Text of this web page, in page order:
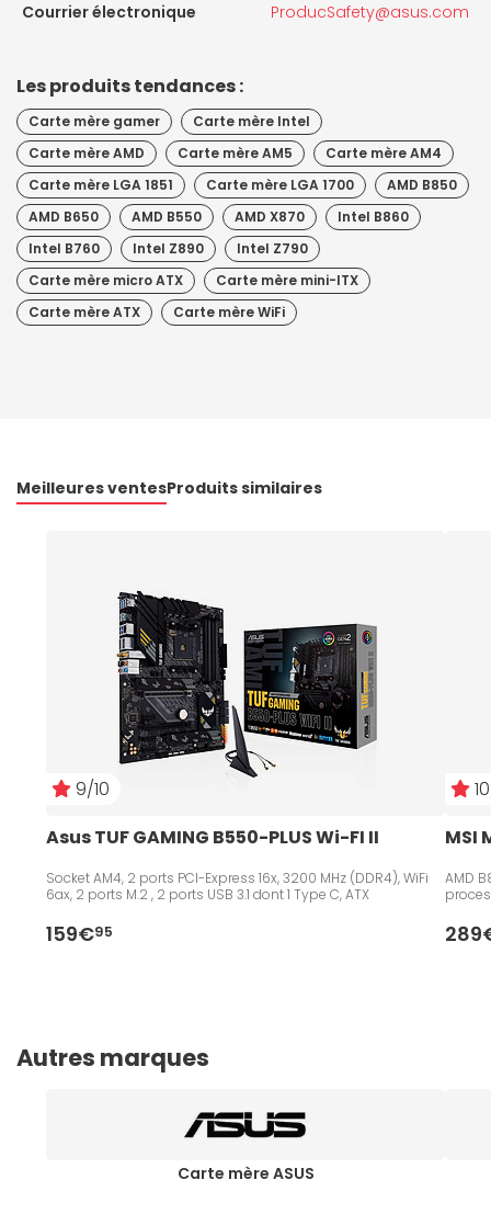
Courrier électronique
ProducSafety@asus.com
Les produits tendances :
Carte mère gamer
Carte mère Intel
Carte mère AMD
Carte mère AM5
Carte mère AM4
Carte mère LGA 1851
Carte mère LGA 1700
AMD B850
AMD B650
AMD B550 AMD X870
Intel B860
Intel B760
Intel Z890
Intel Z790
Carte mère micro ATX
Carte mère mini-ITX
Carte mère ATX
Carte mère WiFi
Meilleures ventesProduits similaires
9/10
Asus TUF GAMING B550-PLUS Wi-FI II
Socket AM4, 2 ports PCI-Express 16x, 3200 MHz (DDR4), WiFi
6ax, 2 ports M.2 , 2 ports USB 3.1 dont 1 Type C, ATX
159€95
MSI
AMD
Autres marques
Carte mère ASUS